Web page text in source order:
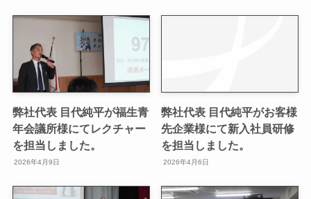
弊社代表 目代純平が福生青
年会議所様にてレクチャー
を担当しました。
2026年4月9日
弊社代表 目代純平がお客様
先企業様にて新入社員研修
を担当しました。
2026年4月6日